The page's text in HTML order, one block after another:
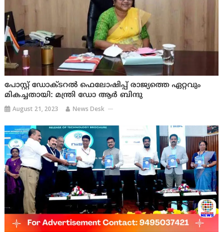
പോസ്റ്റ് ഡോക്ടറൽ ഫെലോഷിപ്പ്‌ രാജ്യത്തെ ഏറ്റവും
മികച്ചതായി: മന്ത്രി ഡോ ആർ ബിന്ദു
August 21, 2023 News Desk